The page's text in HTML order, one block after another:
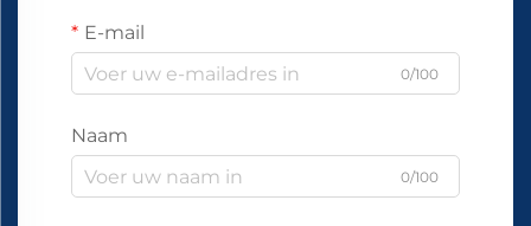
E-mail
0/100
Naam
0/100